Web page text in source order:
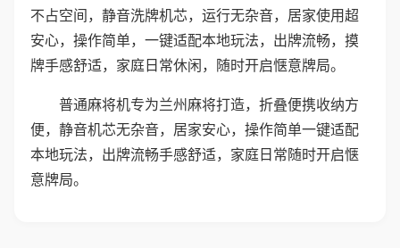
不占空间，静音洗牌机芯，运行无杂音，居家使用超
安心，操作简单，一键适配本地玩法，出牌流畅，摸
牌手感舒适，家庭日常休闲，随时开启惬意牌局。
普通麻将机专为兰州麻将打造，折叠便携收纳方
便，静音机芯无杂音，居家安心，操作简单一键适配
本地玩法，出牌流畅手感舒适，家庭日常随时开启惬
意牌局。